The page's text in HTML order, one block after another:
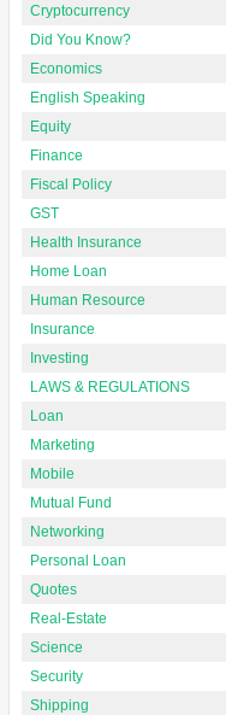
Cryptocurrency
Did You Know?
Economics
English Speaking
Equity
Finance
Fiscal Policy
GST
Health Insurance
Home Loan
Human Resource
Insurance
Investing
LAWS & REGULATIONS
Loan
Marketing
Mobile
Mutual Fund
Networking
Personal Loan
Quotes
Real-Estate
Science
Security
Shipping